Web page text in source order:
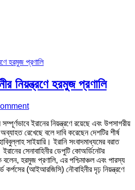
নিয়ন্ত্রণে হরমুজ প্রণালি
ইরানের নিয়ন্ত্রণে রয়েছে এবং উপসাগরীয়
রেখেছে বলে দাবি করেছেন দেশটির শীর্ষ
সাইয়ারি। ইরানি সংবাদমাধ্যমের বরাত
সেনাবাহিনীর ডেপুটি কোঅর্ডিনেটর
বলেন, হরমুজ প্রণালি, এর পশ্চিমাঞ্চল এবং পারস্য
কর্পসের (আইআরজিসি) নৌবাহিনীর দৃঢ় নিয়ন্ত্রণে